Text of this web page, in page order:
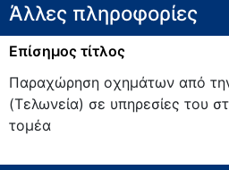
Άλλες πληροφορίες
Επίσημος τίτλος
Παραχώρηση οχημάτων από
(Τελωνεία) σε υπηρεσίες του
τομέα